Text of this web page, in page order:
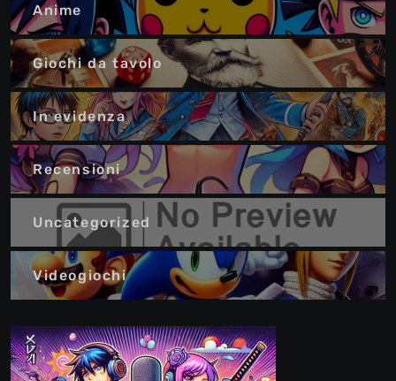
Anime
Giochi da tavolo
In evidenza
Recensioni
Uncategorized
Videogiochi